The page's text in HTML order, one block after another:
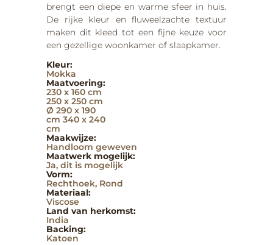
brengt een diepe en warme sfeer in huis.
De rijke kleur en fluweelzachte textuur
maken dit kleed tot een fijne keuze voor
een gezellige woonkamer of slaapkamer.
Kleur:
Mokka
Maatvoering:
230 x 160 cm
250 x 250 cm
Ø 290 x 190
cm 340 x 240
cm
Maakwijze:
Handloom geweven
Maatwerk mogelijk:
Ja, dit is mogelijk
Vorm:
Rechthoek, Rond
Materiaal:
Viscose
Land van herkomst:
India
Backing:
Katoen